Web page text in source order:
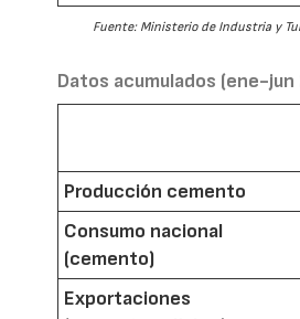
Fuente: Ministerio de Industria y
Datos acumulados (ene-
Producción cemento
Consumo nacional
(cemento)
Exportaciones